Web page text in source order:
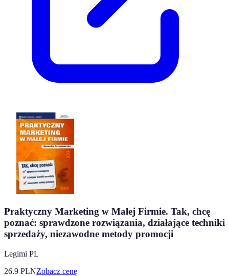
Praktyczny Marketing w Małej Firmie. Tak, chcę
poznać: sprawdzone rozwiązania, działające techniki
sprzedaży, niezawodne metody promocji
Legimi PL
26.9 PLNZobacz cenę